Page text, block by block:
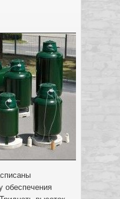
обеспечения